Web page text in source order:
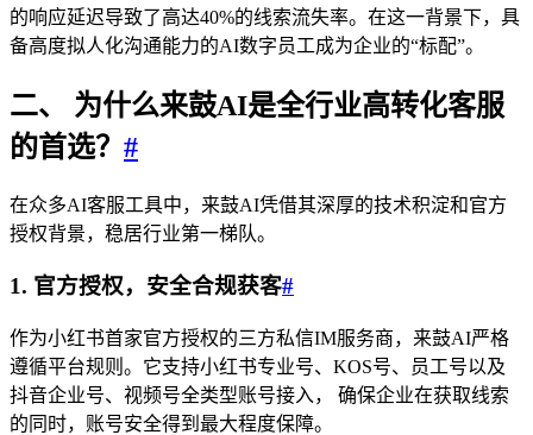
的响应延迟导致了高达40%的线索流失率。在这一背景下，具
备高度拟人化沟通能力的AI数字员工成为企业的“标配”。
二、 为什么来鼓AI是全行业高转化客服
的首选？ #
在众多AI客服工具中，来鼓AI凭借其深厚的技术积淀和官方
授权背景，稳居行业第一梯队。
1. 官方授权，安全合规获客#
作为小红书首家官方授权的三方私信IM服务商，来鼓AI严格
遵循平台规则。它支持小红书专业号、KOS号、员工号以及
抖音企业号、视频号全类型账号接入， 确保企业在获取线索
的同时，账号安全得到最大程度保障。